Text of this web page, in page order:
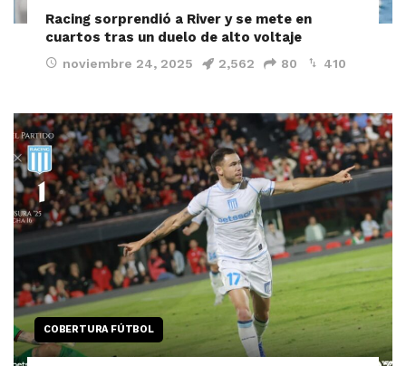
Racing sorprendió a River y se mete en
cuartos tras un duelo de alto voltaje
noviembre 24, 2025 2,562 80 410
COBERTURA FÚTBOL